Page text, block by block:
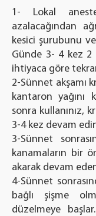
1- Lokal
azalacağından
kesici şurubunu
Günde 3- 4 kez
ihtiyaca göre
2-Sünnet akşamı
kantaron
sonra kullanınız,
3-4 kez devam
3-Sünnet
kanamaların bir
akarak devam
4-Sünnet
bağlı şişme
düzelmeye